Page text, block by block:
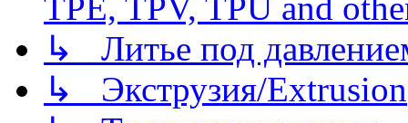
TPE, TPV, TPU and
↳ Литье под
↳ Экструзия/Extrusion